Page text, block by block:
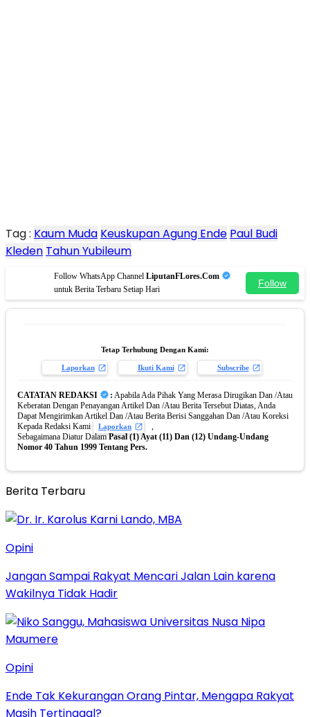
Tag : Kaum Muda Keuskupan Agung Ende Paul Budi
Kleden Tahun Yubileum
Follow WhatsApp Channel LiputanFLores.Com
untuk Berita Terbaru Setiap Hari
Follow
Tetap Terhubung Dengan Kami:
Laporkan Ikuti Kami Subscribe
CATATAN REDAKSI : Apabila Ada Pihak Yang Merasa Dirugikan Dan /Atau
Keberatan Dengan Penayangan Artikel Dan /Atau Berita Tersebut Diatas, Anda
Dapat Mengirimkan Artikel Dan /Atau Berita Berisi Sanggahan Dan /Atau Koreksi
Kepada Redaksi Kami
Laporkan
,
Sebagaimana Diatur DalamPasal (1) Ayat (11) Dan (12) Undang-Undang
Nomor 40 Tahun 1999 Tentang Pers.
Berita Terbaru
Opini
Jangan Sampai Rakyat Mencari Jalan Lain karena
Wakilnya Tidak Hadir
Opini
Ende Tak Kekurangan Orang Pintar, Mengapa Rakyat
Masih Tertinggal?